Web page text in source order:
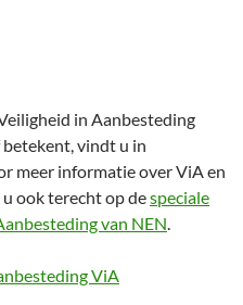
in Aanbesteding
vindt u in
meer informatie over ViA en
ook terecht op despeciale
van NEN.
ViA